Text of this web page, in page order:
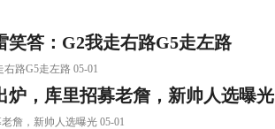
笑答：G2我走右路G5走左路
路G5走左路 05-01
炉，库里招募老詹，新帅人选曝光
詹，新帅人选曝光 05-01